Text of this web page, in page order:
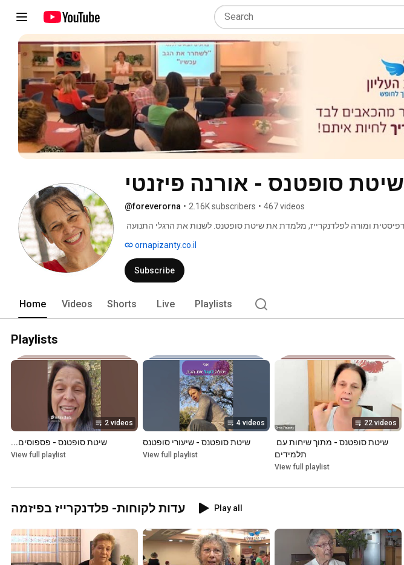
שיטת סופטנס - אורנה פיזנטי
@foreverorna • 2.16K subscribers • 467 videos
ornapizanty.co.il
Subscribe
Home Videos Shorts Live Playlists
Playlists
2 videos
שיטת סופטנס - פספוסים...
View full playlist
4 videos
שיטת סופטנס - שיעורי סופטנס
View full playlist
22 videos
תלמידים
View full playlist
עדות לקוחות- פלדנקרייז בפיזמה Play all